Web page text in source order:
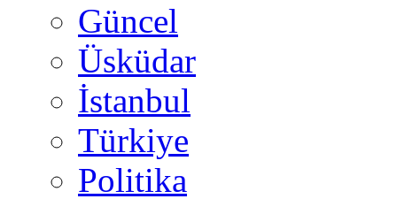
Güncel
Üsküdar
İstanbul
Türkiye
Politika